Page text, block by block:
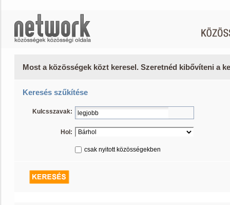
Most a közösségek közt keresel. Szeretnéd kibővíteni a
Keresés szűkítése
Kulcsszavak:
Hol:
csak nyitott közösségekben